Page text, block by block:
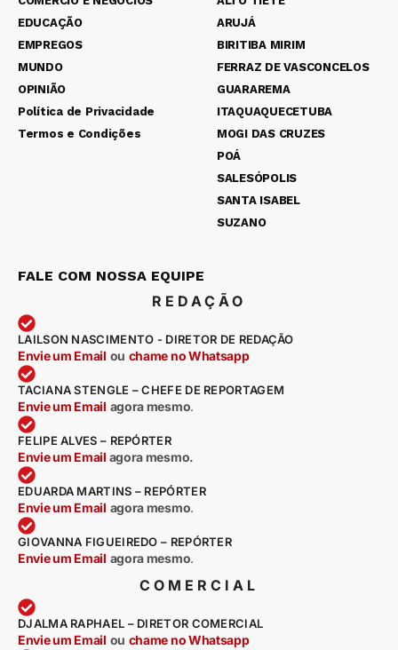
EDUCAÇÃO
EMPREGOS
MUNDO
OPINIÃO
Política de Privacidade
Termos e Condições
ARUJÁ
BIRITIBA MIRIM
FERRAZ DE VASCONCELOS
GUARAREMA
ITAQUAQUECETUBA
MOGI DAS CRUZES
POÁ
SALESÓPOLIS
SANTA ISABEL
SUZANO
FALE COM NOSSA EQUIPE
REDAÇÃO
LAILSON NASCIMENTO - DIRETOR DE REDAÇÃO
Envie um Email ou chame no Whatsapp
TACIANA STENGLE – CHEFE DE REPORTAGEM
Envie um Email agora mesmo.
FELIPE ALVES – REPÓRTER
Envie um Email agora mesmo.
EDUARDA MARTINS – REPÓRTER
Envie um Email agora mesmo.
GIOVANNA FIGUEIREDO – REPÓRTER
Envie um Email agora mesmo.
COMERCIAL
DJALMA RAPHAEL – DIRETOR COMERCIAL
Envie um Email ou chame no Whatsapp